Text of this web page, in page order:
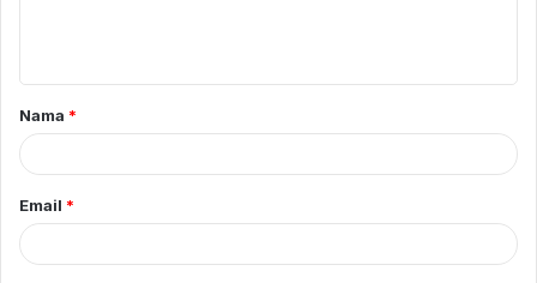
a
r
Nama *
Email *